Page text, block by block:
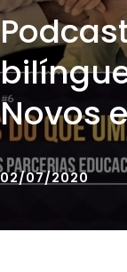
Novos
02/07/2020